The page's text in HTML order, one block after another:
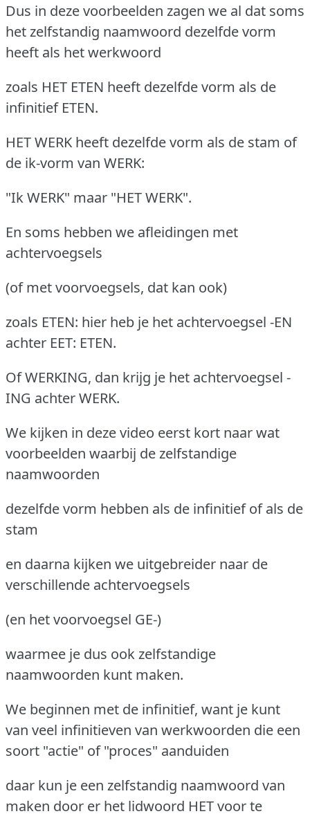
Dus in deze voorbeelden zagen we al dat soms
het zelfstandig naamwoord dezelfde vorm
heeft als het werkwoord
zoals HET ETEN heeft dezelfde vorm als de
infinitief ETEN.
HET WERK heeft dezelfde vorm als de stam of
de ik-vorm van WERK:
"Ik WERK" maar "HET WERK".
En soms hebben we afleidingen met
achtervoegsels
(of met voorvoegsels, dat kan ook)
zoals ETEN: hier heb je het achtervoegsel -EN
achter EET: ETEN.
Of WERKING, dan krijg je het achtervoegsel -
ING achter WERK.
We kijken in deze video eerst kort naar wat
voorbeelden waarbij de zelfstandige
naamwoorden
dezelfde vorm hebben als de infinitief of als de
stam
en daarna kijken we uitgebreider naar de
verschillende achtervoegsels
(en het voorvoegsel GE-)
waarmee je dus ook zelfstandige
naamwoorden kunt maken.
We beginnen met de infinitief, want je kunt
van veel infinitieven van werkwoorden die een
soort "actie" of "proces" aanduiden
daar kun je een zelfstandig naamwoord van
maken door er het lidwoord HET voor te